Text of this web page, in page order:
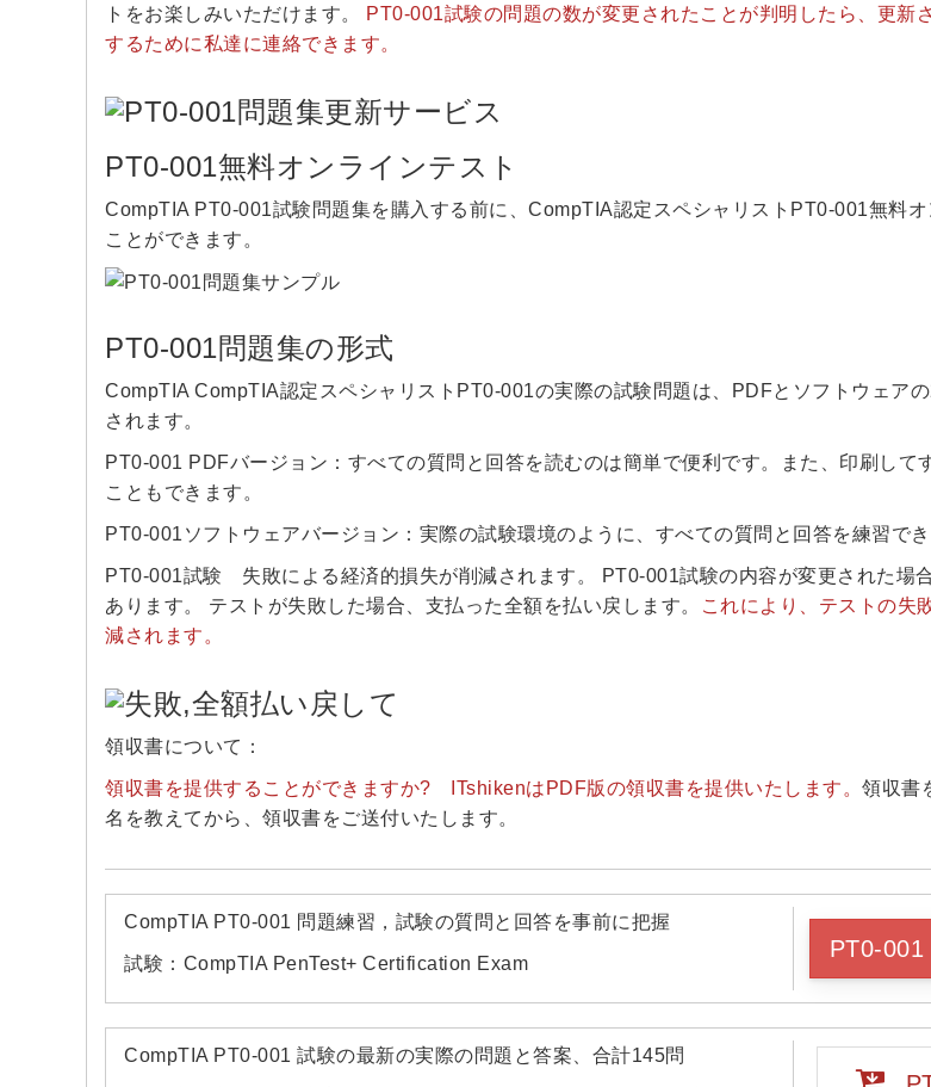
トをお楽しみいただけます。
PT0-001試験の問題の数が変更されたことが判明したら、更新
するために私達に連絡できます。
PT0-001無料オンラインテスト
CompTIA PT0-001試験問題集を購入する前に、CompTIA認定スペシャリストPT0-001無料
ことができます。
PT0-001問題集の形式
CompTIA CompTIA認定スペシャリストPT0-001の実際の試験問題は、PDFとソフトウェア
されます。
PT0-001 PDFバージョン：すべての質問と回答を読むのは簡単で便利です。また、印刷して
こともできます。
PT0-001ソフトウェアバージョン：実際の試験環境のように、すべての質問と回答を練習でき
PT0-001試験 失敗による経済的損失が削減されます。 PT0-001試験の内容が変更された場
あります。 テストが失敗した場合、支払った全額を払い戻します。
これにより、テストの失
減されます。
領収書について：
領収書を提供することができますか? ITshikenはPDF版の領収書を提供いたします。 領収書
名を教えてから、領収書をご送付いたします。
CompTIA PT0-001 問題練習，試験の質問と回答を事前に把握
試験：CompTIA PenTest+ Certification Exam
PT0-001
CompTIA PT0-001 試験の最新の実際の問題と答案、合計145問